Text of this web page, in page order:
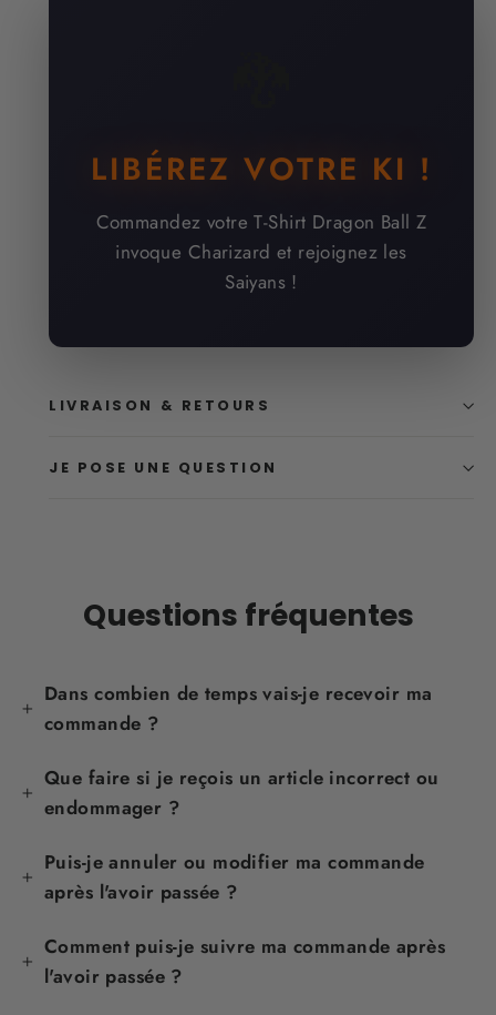
LIBÉREZ VOTRE KI !
Commandez votre T-Shirt Dragon Ball Z
invoque Charizard et rejoignez les
Saiyans !
LIVRAISON & RETOURS
JE POSE UNE QUESTION
Questions fréquentes
Dans combien de temps vais-je recevoir ma
commande ?
Que faire si je reçois un article incorrect ou
endommager ?
Puis-je annuler ou modifier ma commande
après l'avoir passée ?
Comment puis-je suivre ma commande après
l'avoir passée ?